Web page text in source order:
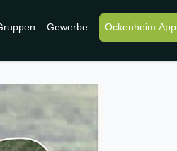
Gewerbe Ockenheim App